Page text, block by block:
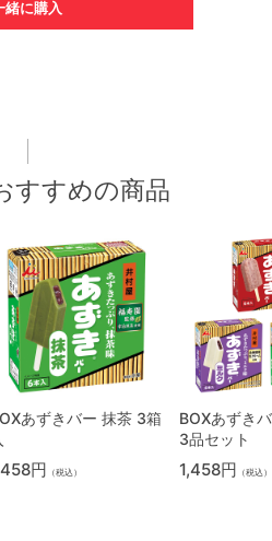
緒に購入
すすめの商品
あずきバー 抹茶 3箱
円 （税込）
BOXあずき
3品セット
1,458円 （税込）